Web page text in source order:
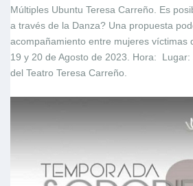
Múltiples Ubuntu Teresa Carreño. Es
a través de la Danza? Una propuesta
acompañamiento entre mujeres víctimas
19 y 20 de Agosto de 2023. Hora: Lugar:
del Teatro Teresa Carreño.